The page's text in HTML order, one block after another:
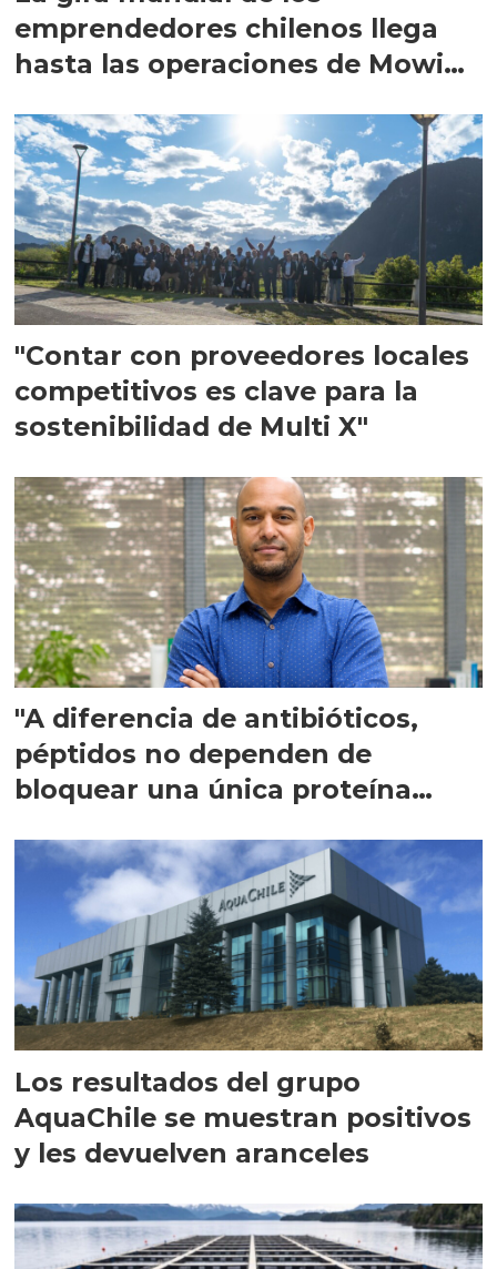
emprendedores chilenos llega
hasta las operaciones de Mowi
"Contar con proveedores locales
competitivos es clave para la
sostenibilidad de Multi X"
"A diferencia de antibióticos,
péptidos no dependen de
bloquear una única proteína
Los resultados del grupo
AquaChile se muestran positivos
y les devuelven aranceles